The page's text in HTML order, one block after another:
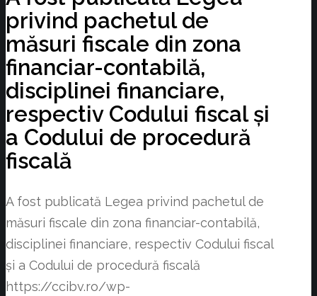
privind pachetul de
măsuri fiscale din zona
financiar-contabilă,
disciplinei financiare,
respectiv Codului fiscal și
a Codului de procedură
fiscală
A fost publicată Legea privind pachetul de
măsuri fiscale din zona financiar-contabilă,
disciplinei financiare, respectiv Codului fiscal
și a Codului de procedură fiscală
https://ccibv.ro/wp-